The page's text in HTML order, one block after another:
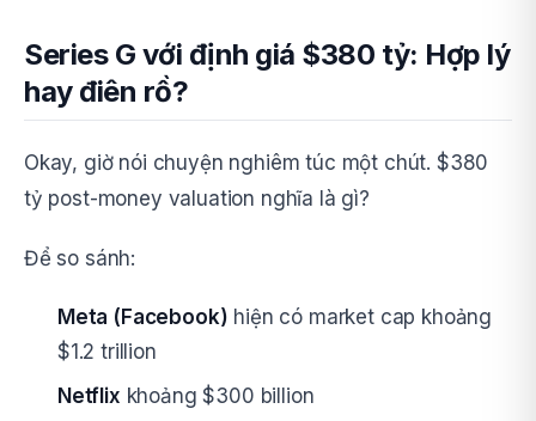
Series G với định giá $380 tỷ: Hợp lý
hay điên rồ?
Okay, giờ nói chuyện nghiêm túc một chút. $380
tỷ post-money valuation nghĩa là gì?
Để so sánh:
Meta (Facebook) hiện có market cap khoảng
$1.2 trillion
Netflix khoảng $300 billion